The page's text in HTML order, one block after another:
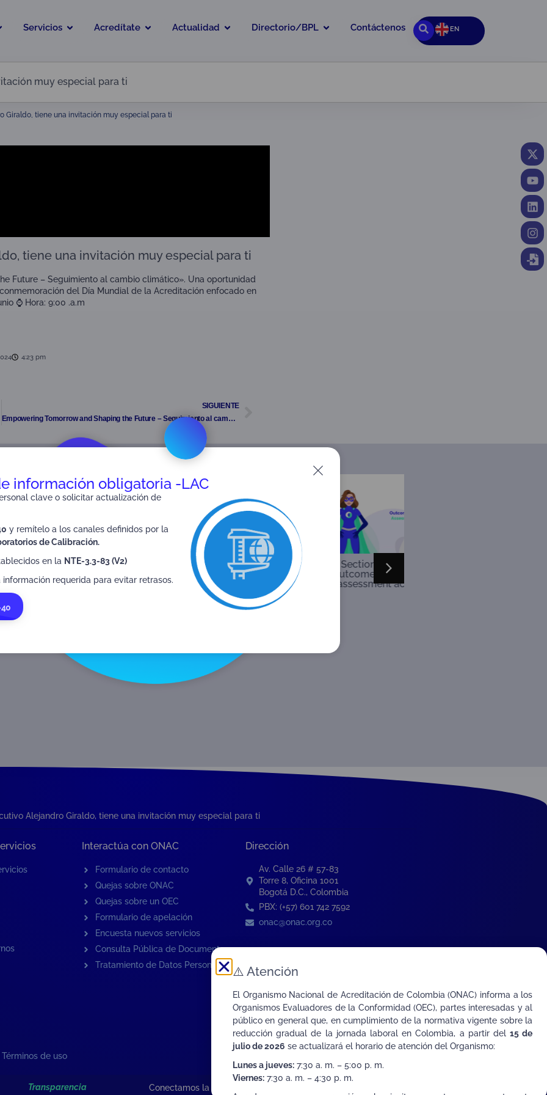
Servicios Acredítate Actualidad Directorio/BPL Contáctenos EN
muy especial para ti
Giraldo, tiene una invitación muy especial para ti
tiene una invitación muy especial para ti
Future – Seguimiento al cambio climático». Una oportunidad
del Día Mundial de la Acreditación enfocado en
⌚ Hora: 9:00 .a.m
4:23 pm
SIGUIENTE
Empowering Tomorrow and Shaping the Future – Seguimiento al cambio climático
Section 7: Organizational
structure
Section 8: Impartiality and
Independence
Alejandro Giraldo, tiene una invitación muy especial para ti
Interactúa con ONAC
Formulario de contacto
Quejas sobre ONAC
Quejas sobre un OEC
Formulario de apelación
Encuesta nuevos servicios
Consulta Pública de Documentos
Tratamiento de Datos Personales
Dirección
Av. Calle 26 # 57-83
Torre 8, Oficina 1001
Bogotá D.C., Colombia
PBX: (+57) 601 742 7592
onac@onac.org.co
Términos de uso
Transparencia Conectamos la Calidad de Colombia con el Mundo
información obligatoria -LAC
clave o solicitar actualización de
y remítelo a los canales definidos por la
de Calibración.
en la NTE-3.3-83 (V2)
requerida para evitar retrasos.
⚠️ Atención
El Organismo Nacional de Acreditación de Colombia (ONAC) informa a los
Organismos Evaluadores de la Conformidad (OEC), partes interesadas y al
público en general que, en cumplimiento de la normativa vigente sobre la
reducción gradual de la jornada laboral en Colombia, a partir del15 de
julio de 2026 se actualizará el horario de atención del Organismo:
Lunes a jueves:7:30 a. m. – 5:00 p. m.
Viernes:7:30 a. m. – 4:30 p. m.